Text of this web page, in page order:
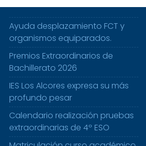
Ayuda desplazamiento FCT y
organismos equiparados.
Premios Extraordinarios de
Bachillerato 2026
IES Los Alcores expresa su más
profundo pesar
Calendario realización pruebas
extraordinarias de 4º ESO